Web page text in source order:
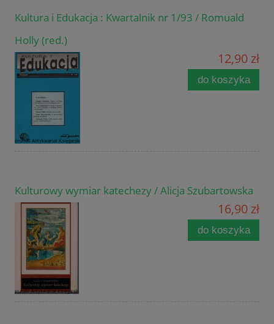
Kultura i Edukacja : Kwartalnik nr 1/93 / Romuald
Holly (red.)
12,90 zł
do koszyka
Kulturowy wymiar katechezy / Alicja Szubartowska
16,90 zł
do koszyka